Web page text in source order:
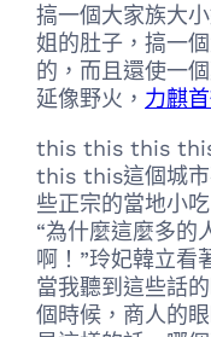
搞一個大家族大
姐的肚子，搞一
的，而且還使一
延像野火， 力麒
this this this
this this這個城市
些正宗的當地小
“為什麼這麼多的
啊！”玲妃韓立看
當我聽到這些話
個時候，商人的